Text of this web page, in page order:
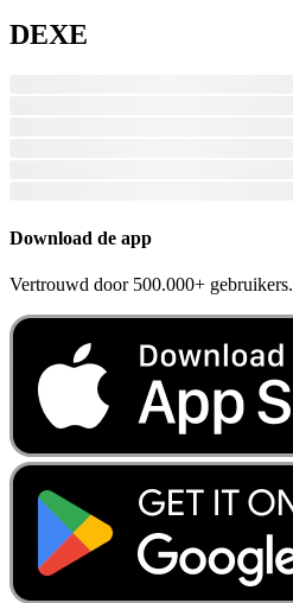
DEXE
Download de app
Vertrouwd door 500.000+ gebruikers.